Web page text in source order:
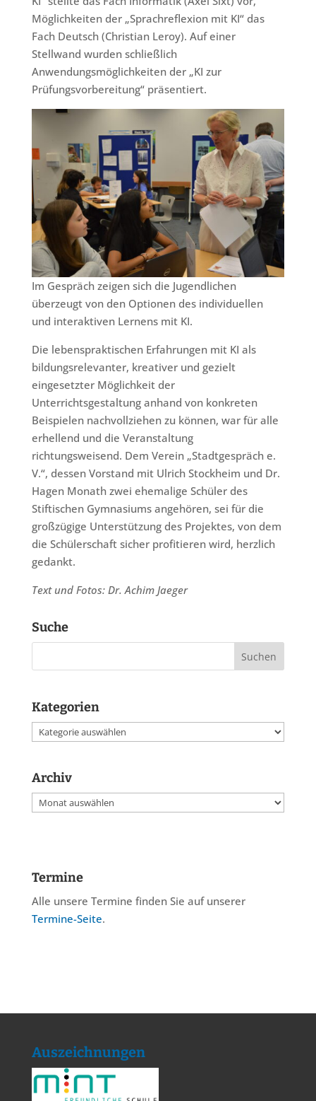
Möglichkeiten der „Sprachreflexion mit KI“ das
Fach Deutsch (Christian Leroy). Auf einer
Stellwand wurden schließlich
Anwendungsmöglichkeiten der „KI zur
Prüfungsvorbereitung“ präsentiert.
Im Gespräch zeigen sich die Jugendlichen
überzeugt von den Optionen des individuellen
und interaktiven Lernens mit KI.
Die lebenspraktischen Erfahrungen mit KI als
bildungsrelevanter, kreativer und gezielt
eingesetzter Möglichkeit der
Unterrichtsgestaltung anhand von konkreten
Beispielen nachvollziehen zu können, war für alle
erhellend und die Veranstaltung
richtungsweisend. Dem Verein „Stadtgespräch e.
V.“, dessen Vorstand mit Ulrich Stockheim und Dr.
Hagen Monath zwei ehemalige Schüler des
Stiftischen Gymnasiums angehören, sei für die
großzügige Unterstützung des Projektes, von dem
die Schülerschaft sicher profitieren wird, herzlich
gedankt.
Text und Fotos: Dr. Achim Jaeger
Suche
Kategorien
Kategorien
Archiv
Archiv
Termine
Alle unsere Termine finden Sie auf unserer
Termine-Seite.
Auszeichnungen